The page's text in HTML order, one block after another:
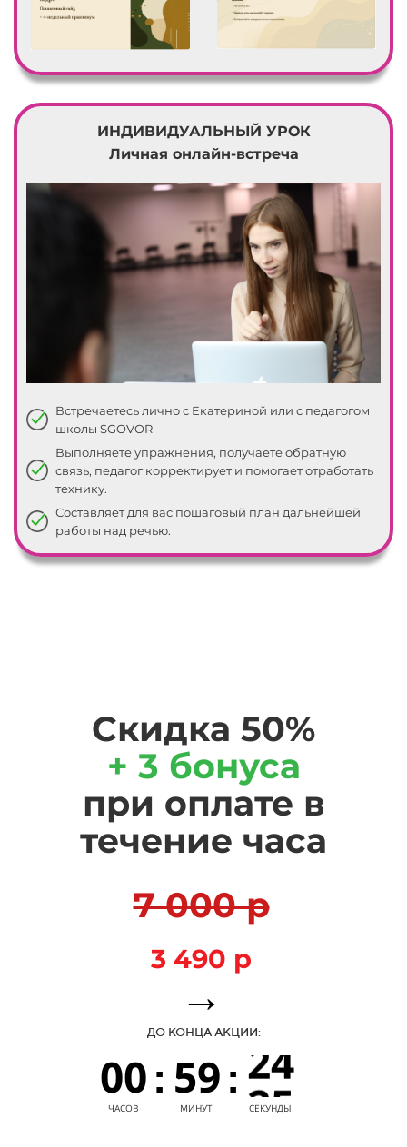
ИНДИВИДУАЛЬНЫЙ УРОК
Личная онлайн-встреча
Встречаетесь лично с Екатериной или с педагогом
школы SGOVOR
Выполняете упражнения, получаете обратную
связь, педагог корректирует и помогает отработать
технику.
Составляет для вас пошаговый план дальнейшей
работы над речью.
Скидка 50%
+ 3 бонуса
при оплате в
течение часа
7 000 р
3 490 р
→
ДО КОНЦА АКЦИИ:
00
01
:
ЧАСОВ
34
35
36
37
38
39
40
42
43
44
45
46
47
51
52
53
54
55
56
57
58
59 :
МИНУТ
00
01
02
03
04
05
06
07
08
09
10
11
15
16
17
18
19
20
22
23
24
СЕКУНДЫ